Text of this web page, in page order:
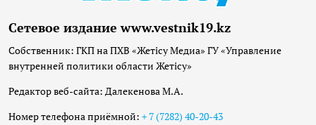
Сетевое издание www.vestnik19.kz
Собственник: ГКП на ПХВ «Жетісу Медиа» ГУ «Управление
внутренней политики области Жетісу»
Редактор веб-сайта: Далекенова М.А.
Номер телефона приёмной: + 7 (7282) 40-20-43